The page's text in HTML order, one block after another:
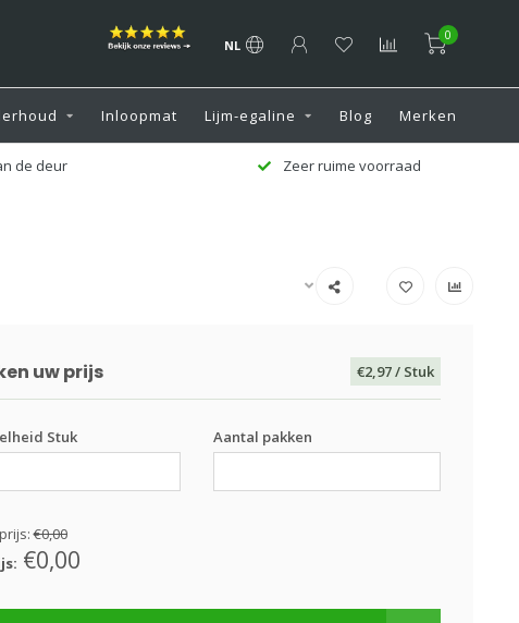
NL
0
Inloopmat Lijm-egaline Blog Merken
de deur Zeer ruime voorraad
uw prijs €2,97/ Stuk
Stuk Aantal pakken
€0,00
€0,00